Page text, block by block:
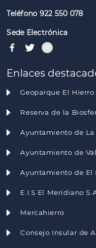
Teléfono 922 550 078
Sede Electrónica
Enlaces
Geoparque El Hierro
Reserva de la
Ayuntamiento de La
Ayuntamiento de
Ayuntamiento de El
E.I.S El Meridiano
Mercahierro
Consejo Insular de